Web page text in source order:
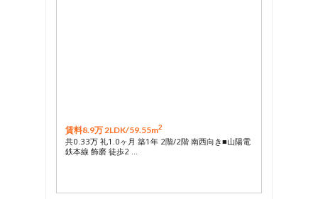
賃料8.9万 2LDK/59.55m2
共0.33万 礼1.0ヶ月 築1年 2階/2階 南西向き■山陽電
鉄本線 飾磨 徒歩2 …